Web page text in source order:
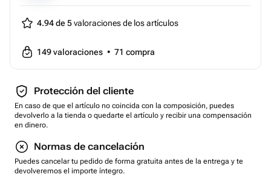
4.94 de 5valoraciones de los artículos
149valoraciones • 71 compra
Protección del cliente
En caso de que el artículo no coincida con la composición, puedes
devolverlo a la tienda o quedarte el artículo y recibir una compensación
en dinero.
Normas de cancelación
Puedes cancelar tu pedido de forma gratuita antes de la entrega y te
devolveremos el importe íntegro.